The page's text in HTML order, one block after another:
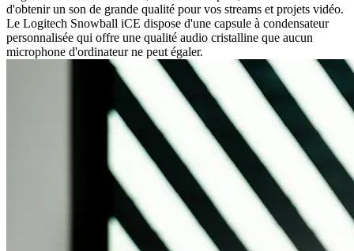
d'obtenir un son de grande qualité pour vos streams et projets vidéo.
Le Logitech Snowball iCE dispose d'une capsule à condensateur
personnalisée qui offre une qualité audio cristalline que aucun
microphone d'ordinateur ne peut égaler.